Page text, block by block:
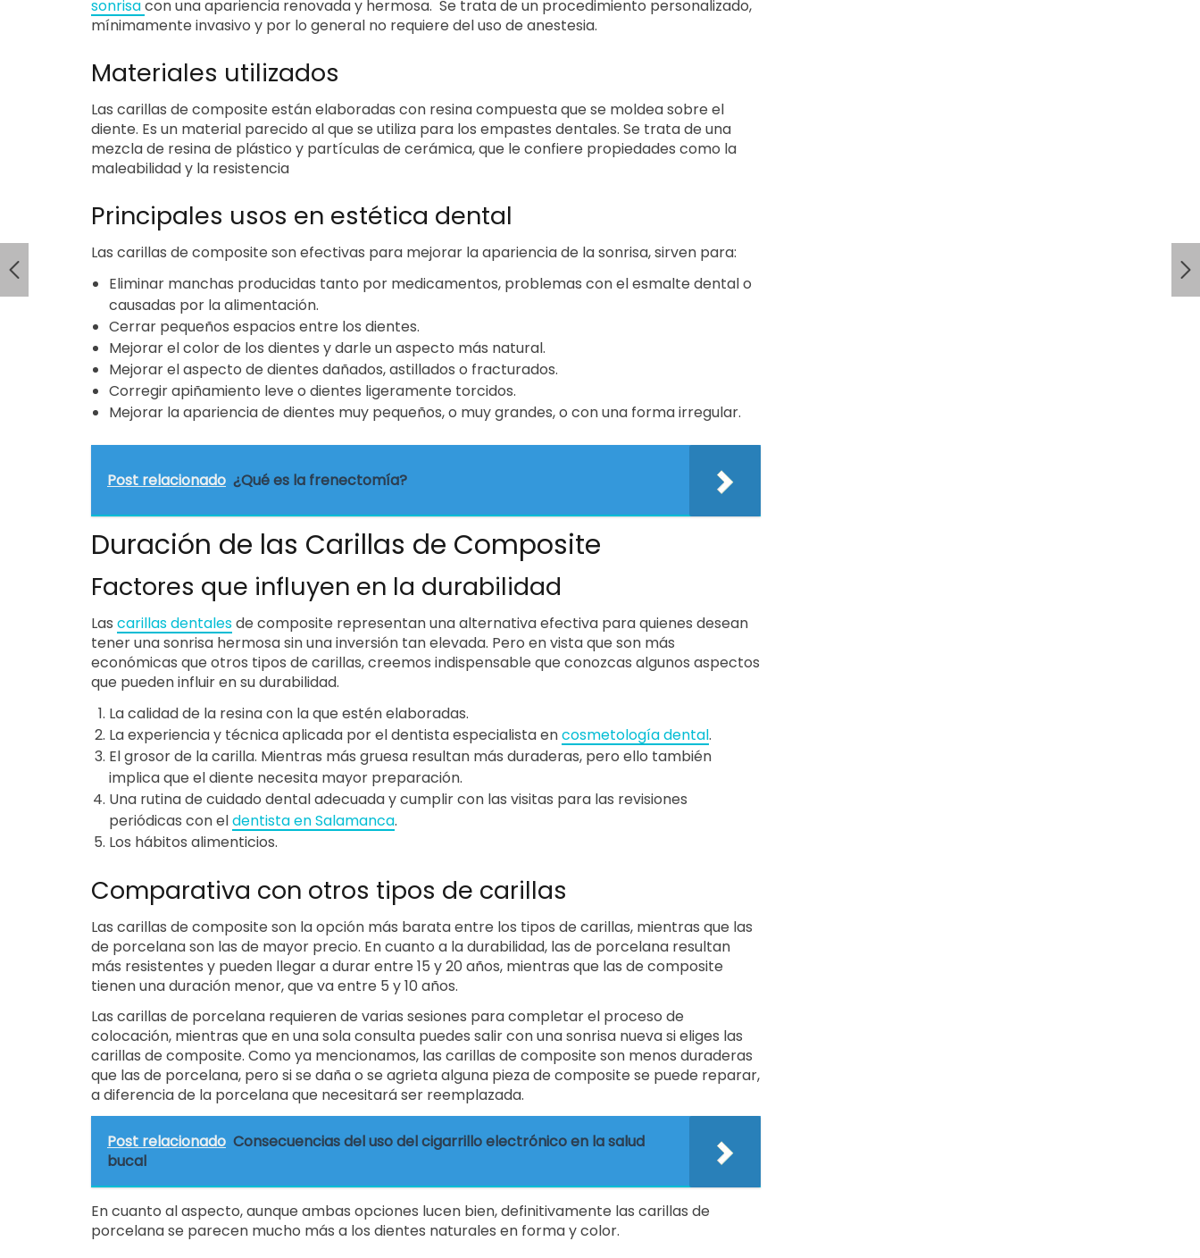
sonrisacon una apariencia renovada y hermosa. Se trata de un procedimiento personalizado,
mínimamente invasivo y por lo general no requiere del uso de anestesia.
Materiales utilizados
Las carillas de composite están elaboradas con resina compuesta que se moldea sobre el
diente. Es un material parecido al que se utiliza para los empastes dentales. Se trata de una
mezcla de resina de plástico y partículas de cerámica, que le confiere propiedades como la
maleabilidad y la resistencia
Principales usos en estética dental
Las carillas de composite son efectivas para mejorar la apariencia de la sonrisa, sirven para:
Eliminar manchas producidas tanto por medicamentos, problemas con el esmalte dental o
causadas por la alimentación.
Cerrar pequeños espacios entre los dientes.
Mejorar el color de los dientes y darle un aspecto más natural.
Mejorar el aspecto de dientes dañados, astillados o fracturados.
Corregir apiñamiento leve o dientes ligeramente torcidos.
Mejorar la apariencia de dientes muy pequeños, o muy grandes, o con una forma irregular.
Post relacionado ¿Qué es la frenectomía?
Duración de las Carillas de Composite
Factores que influyen en la durabilidad
Las carillas dentalesde composite representan una alternativa efectiva para quienes desean
tener una sonrisa hermosa sin una inversión tan elevada. Pero en vista que son más
económicas que otros tipos de carillas, creemos indispensable que conozcas algunos aspectos
que pueden influir en su durabilidad.
La calidad de la resina con la que estén elaboradas.
La experiencia y técnica aplicada por el dentista especialista encosmetología dental.
El grosor de la carilla. Mientras más gruesa resultan más duraderas, pero ello también
implica que el diente necesita mayor preparación.
Una rutina de cuidado dental adecuada y cumplir con las visitas para las revisiones
periódicas con eldentista en Salamanca.
Los hábitos alimenticios.
Comparativa con otros tipos de carillas
Las carillas de composite son la opción más barata entre los tipos de carillas, mientras que las
de porcelana son las de mayor precio. En cuanto a la durabilidad, las de porcelana resultan
más resistentes y pueden llegar a durar entre 15 y 20 años, mientras que las de composite
tienen una duración menor, que va entre 5 y 10 años.
Las carillas de porcelana requieren de varias sesiones para completar el proceso de
colocación, mientras que en una sola consulta puedes salir con una sonrisa nueva si eliges las
carillas de composite. Como ya mencionamos, las carillas de composite son menos duraderas
que las de porcelana, pero si se daña o se agrieta alguna pieza de composite se puede reparar,
a diferencia de la porcelana que necesitará ser reemplazada.
Post relacionado Consecuencias del uso del cigarrillo electrónico en la salud
bucal
En cuanto al aspecto, aunque ambas opciones lucen bien, definitivamente las carillas de
porcelana se parecen mucho más a los dientes naturales en forma y color.